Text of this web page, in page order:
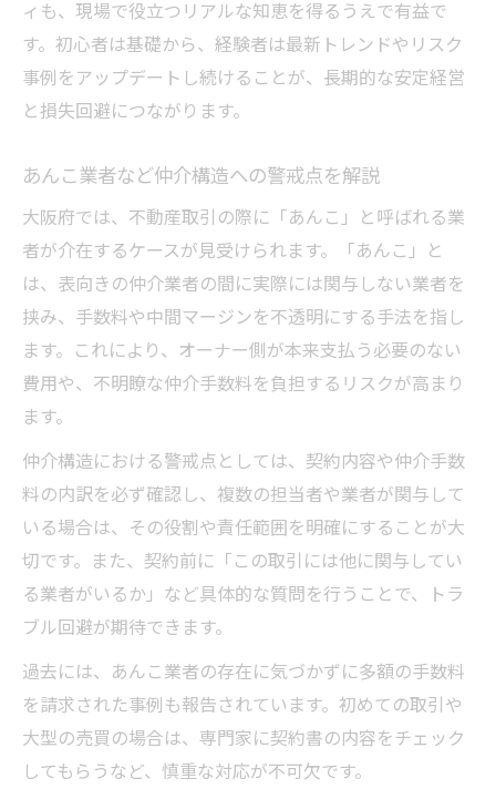
ィも、現場で役立つリアルな知恵を得るうえで有益で
す。初心者は基礎から、経験者は最新トレンドやリスク
事例をアップデートし続けることが、長期的な安定経営
と損失回避につながります。
あんこ業者など仲介構造への警戒点を解説
大阪府では、不動産取引の際に「あんこ」と呼ばれる業
者が介在するケースが見受けられます。「あんこ」と
は、表向きの仲介業者の間に実際には関与しない業者を
挟み、手数料や中間マージンを不透明にする手法を指し
ます。これにより、オーナー側が本来支払う必要のない
費用や、不明瞭な仲介手数料を負担するリスクが高まり
ます。
仲介構造における警戒点としては、契約内容や仲介手数
料の内訳を必ず確認し、複数の担当者や業者が関与して
いる場合は、その役割や責任範囲を明確にすることが大
切です。また、契約前に「この取引には他に関与してい
る業者がいるか」など具体的な質問を行うことで、トラ
ブル回避が期待できます。
過去には、あんこ業者の存在に気づかずに多額の手数料
を請求された事例も報告されています。初めての取引や
大型の売買の場合は、専門家に契約書の内容をチェック
してもらうなど、慎重な対応が不可欠です。